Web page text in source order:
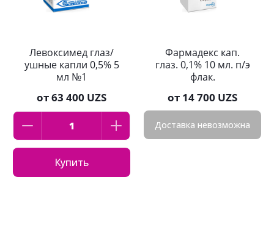
Левоксимед глаз/
ушные капли 0,5% 5
мл №1
от63 400 UZS
Купить
Фармадекс кап.
глаз. 0,1% 10 мл. п/э
флак.
от 14 700 UZS
Доставка невозможна